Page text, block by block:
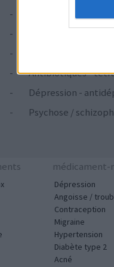
-
-
-
-
Antibiotiques -
-
Dépression -
- Psychose /
médicament-
Dépression
Angoisse /
Contraception
Migraine
Hypertension
Diabète type 2
Acné